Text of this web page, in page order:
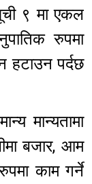
९ मा एकल
रुपमा
हटाउन पर्दछ
मान्यतामा
बजार, आम
काम गर्ने